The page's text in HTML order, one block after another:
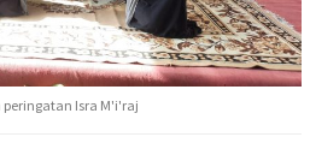
peringatan Isra M'i'raj